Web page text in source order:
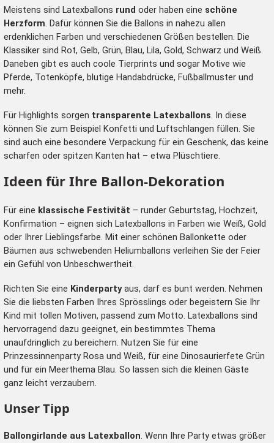
Meistens sind Latexballons rund oder haben eine schöne
Herzform. Dafür können Sie die Ballons in nahezu allen
erdenklichen Farben und verschiedenen Größen bestellen. Die
Klassiker sind Rot, Gelb, Grün, Blau, Lila, Gold, Schwarz und Weiß.
Daneben gibt es auch coole Tierprints und sogar Motive wie
Pferde, Totenköpfe, blutige Handabdrücke, Fußballmuster und
mehr.
Für Highlights sorgen transparente Latexballons. In diese
können Sie zum Beispiel Konfetti und Luftschlangen füllen. Sie
sind auch eine besondere Verpackung für ein Geschenk, das keine
scharfen oder spitzen Kanten hat – etwa Plüschtiere.
Ideen für Ihre Ballon-Dekoration
Für eine klassische Festivität – runder Geburtstag, Hochzeit,
Konfirmation – eignen sich Latexballons in Farben wie Weiß, Gold
oder Ihrer Lieblingsfarbe. Mit einer schönen Ballonkette oder
Bäumen aus schwebenden Heliumballons verleihen Sie der Feier
ein Gefühl von Unbeschwertheit.
Richten Sie eine Kinderpartyaus, darf es bunt werden. Nehmen
Sie die liebsten Farben Ihres Sprösslings oder begeistern Sie Ihr
Kind mit tollen Motiven, passend zum Motto. Latexballons sind
hervorragend dazu geeignet, ein bestimmtes Thema
unaufdringlich zu bereichern. Nutzen Sie für eine
Prinzessinnenparty Rosa und Weiß, für eine Dinosaurierfete Grün
und für ein Meerthema Blau. So lassen sich die kleinen Gäste
ganz leicht verzaubern.
Unser Tipp
Ballongirlande aus Latexballon. Wenn Ihre Party etwas größer